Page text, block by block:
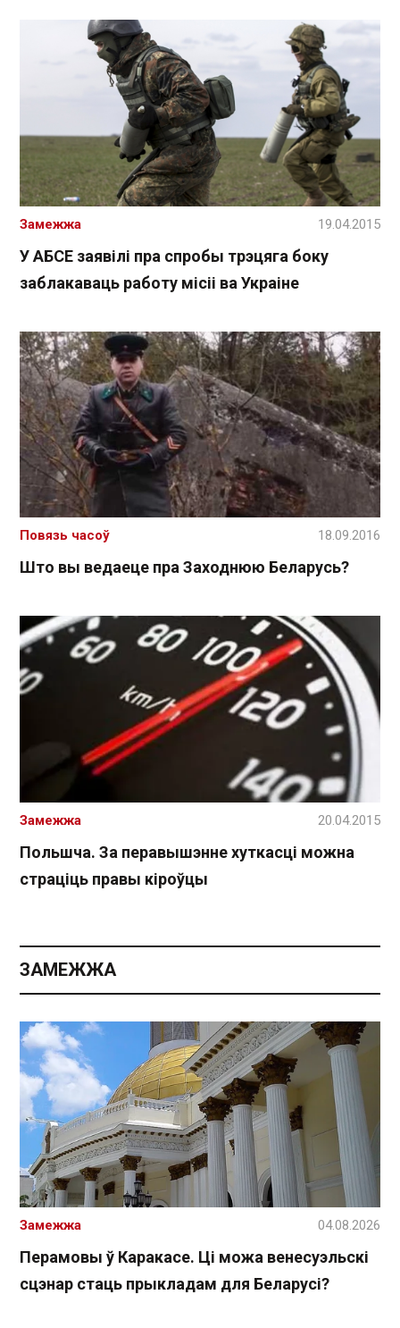
У АБСЕ заявілі пра спробы трэцяга боку
заблакаваць работу місіі ва Украіне
Замежжа 19.04.2015
Што вы ведаеце пра Заходнюю Беларусь?
Повязь часоў 18.09.2016
Польшча. За перавышэнне хуткасці можна
страціць правы кіроўцы
Замежжа 20.04.2015
ЗАМЕЖЖА
Перамовы ў Каракасе. Ці можа венесуэльскі
сцэнар стаць прыкладам для Беларусі?
Замежжа 04.08.2026